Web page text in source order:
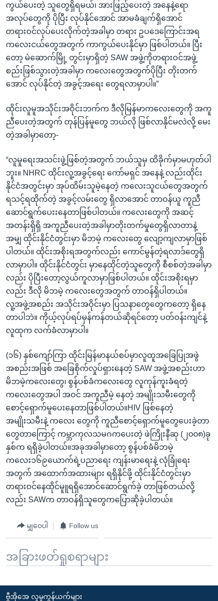
ကွယ်ပေးတဲ့ သူတွေရှိရမယ်၊ အားဖြည့်ပေးတဲ့ အနေနဲ့ရော
အလုပ်တွေကို ပိုပြီး လုပ်နိုင်အောင် အာမခံချက်ရှိအောင်
တရားဝင်လုပ်ပေးလိုက်တဲ့အခါမှာ တရား ဥပဒေကြောင်းအရ
ကလေးငယ်တွေအတွက် ကာကွယ်ပေးနိုင်မှာ ဖြစ်ပါတယ်။ ပြီး
တော့ မဲဆောက်မြို့ တွင်းမှာရှိတဲ့ SAW အဖွဲ့ကိုတရားဝင်အဖွဲ့
စည်းဖြစ်သွားတဲ့အခါမှာ ကလေးတွေအတွက်ပိုပြီး တိုးတက်
အောင် လုပ်နိုင်တဲ့ အခွင့်အရေး တွေရလာမှာပါ။”
ထိုင်းလူမူအသိုင်းအဝိုင်းဘက်က ဒီလိုမြန်မာကလေးတွေကို အကူ
ညီပေးတဲ့အတွက် တုန်ပြန်မူတွေ ဘယ်လို ဖြစ်လာနိုင်မလဲလို့ မေး
တဲ့အခါမှာတော့-
“လူမှုရေးအသင်းဖွဲ့ဖြစ်တဲ့အတွက် ဘယ်သူမှ ထိခိုက်မှာမဟုတ်ပါ
ဘူး။ NHRC ထိုင်းလူ့အခွင့်ရေး ကော်မရှင် အနေနဲ့ လည်းထိုင်း
နိုင်ငံအတွင်းမှာ အုပ်ထိမ်းသူမဲ့နေတဲ့ ကလေးသူငယ်တွေအတွက်
ရသင့်ရထိုက်တဲ့ အခွင့်လမ်းတွေ ရှိလာအောင် တာဝန်ယူ ကူညီ
ဆောင်ရွက်ပေးးနေတာဖြစ်ပါတယ်။ ကလေးတွေကို အဆင့်
အတန်းရှိရှိ အကူညီပေးတဲ့အခါမှာတိုးတက်မှုတွေရှိလာတာနဲ့
အမျှ ထိုင်းနိုင်ငံတွင်းမှာ မိဘမဲ့ ကလေးတွေ လျော့ကျလာမှာဖြစ်
ပါတယ်။ ထိုင်းအစိုးရအတွက်လည်း ကောင်မွန်တဲ့ရလာဒ်တွေရှိ
လာမှာပါ။ ထိုင်းနိုင်ငံတွင်း မှာနေထိုင်တဲ့သူတွေကို စီစစ်တဲ့အခါမှာ
လည်း ပိုပြီးတော့လွယ်ကူလာမှာဖြစ်ပါတယ်။ ထိုင်းအစိုးရမှာ
လည်း ဒီလို မိဘမဲ့ ကလေးတွေအတွက် တာဝန်ရှိပါတယ်။
လူ့အဖွဲ့အစည်း အသိုင်းအဝိုင်းမှာ ပြသနာတွေတွေကတော့ ရှိနေ
တာပါဘဲ။ ကိုယ့်လုပ်ရပ်မှန်ကန်တယ်ဆိုရင်တော့ ပတ်ဝန်းကျင်နဲ့
လူထုက လက်ခံလာမှာပါ။
(၁၆) နှစ်ကျော်ကြာ ထိုင်းမြန်မာနယ်စပ်မှာလူထူအခြေပြုအဖွဲ
အစည်းအဖြစ် အခြေစိုက်လှုပ်ရှားနေတဲ့ SAW အဖွဲ့အစည်းဟာ
မိဘမဲ့ကလေးတွေ၊ စွန်ပစ်ခံကလေးတွေ လူကုန်ကူးခံရတဲ့
ကလေးတွေအပါ အဝင် အကူညီမဲ့ နေတဲ့ အမျိုးသမီးတွေကို
စောင့်ရှောက်မူပေးနေတာဖြစ်ပါတယ်။HIV ဖြစ်နေတဲ့
အမျိုးသမီးနဲ့ ကလေး တွေကို ကူညီစောင့်ရှောက်မူတွေပေးခဲ့တာ
တွေတာကြောင့် ကမ္ဘာကုလသမဂကပေးတဲ့ ဖဲကြိုးနီဆု (၂၀၀၈)ခု
နှစ်က ရရှိခဲ့ပါတယ်။အခုအခါမှာတော့ စွန်ပစ်ခံမိဘမဲ့
ကလေး၁၆၉ယောက်ရဲ့ပညာရေး ကျန်းမာရေးနဲ့ လုံခြုံရေး
အတွက် အထောက်အထားများ ရရှိနိုင်ဖို့ ထိုင်းနိုင်ငံတွင်းမှာ
တရားဝင်နေထိုင်မူူရရှိအောင်ဆောင်ရွက်ခဲ့ တာဖြစ်တယ်လို့
လည်း SAWက တာဝန်ရှိသူတွေကပြောဆိုခဲ့ပါတယ်။
မျှဝေပါ Follow us
အခြားဖတ်ရှုစရာများ
ဗွီအိုအေ လူမှုကွန်ယက်များ